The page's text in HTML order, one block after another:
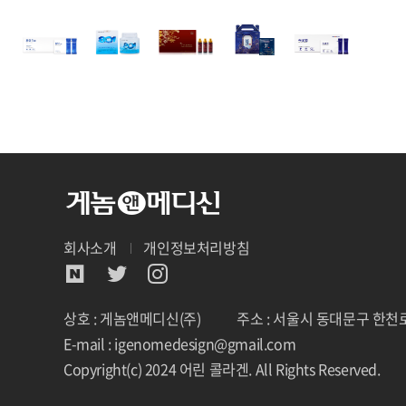
회사소개 개인정보처리방침
상호 : 게놈앤메디신(주)
주소 : 서울시 동대문구 한
E-mail : igenomedesign@gmail.com
Copyright(c) 2024 어린 콜라겐. All Rights Reserved.